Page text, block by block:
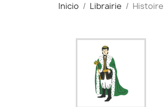
Inicio Librairie Histoire